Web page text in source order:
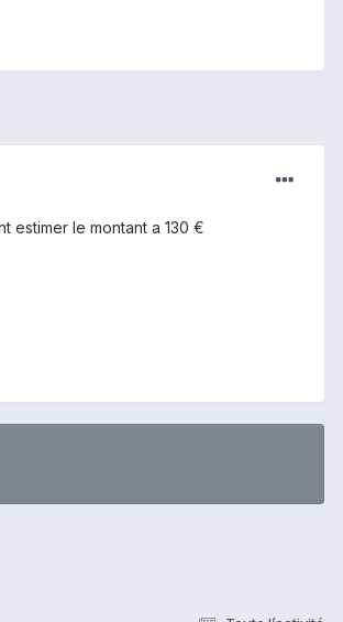
estimer le montant a 130 €